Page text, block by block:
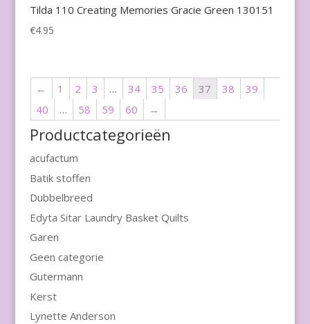
Tilda 110 Creating Memories Gracie Green 130151
€4.95
← 1 2 3 … 34 35 36 37 38
39
40
… 58 59 60 →
Productcategorieën
acufactum
Batik stoffen
Dubbelbreed
Edyta Sitar Laundry Basket Quilts
Garen
Geen categorie
Gutermann
Kerst
Lynette Anderson